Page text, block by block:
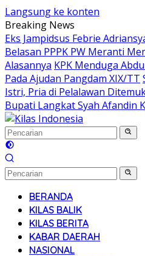
Langsung ke konten
Breaking News
Eks Jampidsus Febrie
Belasan PPPK PW Meranti
Alasannya KPK Menduga
Pada Ajudan Pangdam XIX/TT
Istri, Pria di Pelalawan
Bupati Langkat Syah Afandin
BERANDA
KILAS BALIK
KILAS BERITA
KABAR DAERAH
NASIONAL